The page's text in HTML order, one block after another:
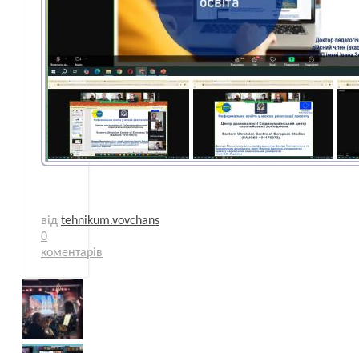
від tehnikum.vovchans
0
коментарів